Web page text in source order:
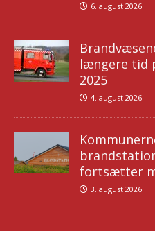
6. august 2026
længere tid
2025
4. august 2026
fortsætter
3. august 2026